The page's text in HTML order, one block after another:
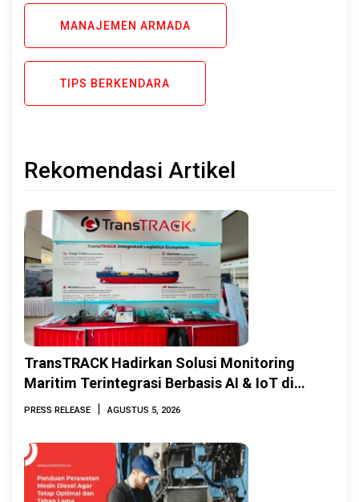
MANAJEMEN ARMADA
TIPS BERKENDARA
Rekomendasi Artikel
TransTRACK Hadirkan Solusi Monitoring
Maritim Terintegrasi Berbasis AI & IoT di
Indonesia Marine & Offshore Expo (IMOX)
PRESS RELEASE | AGUSTUS 5, 2026